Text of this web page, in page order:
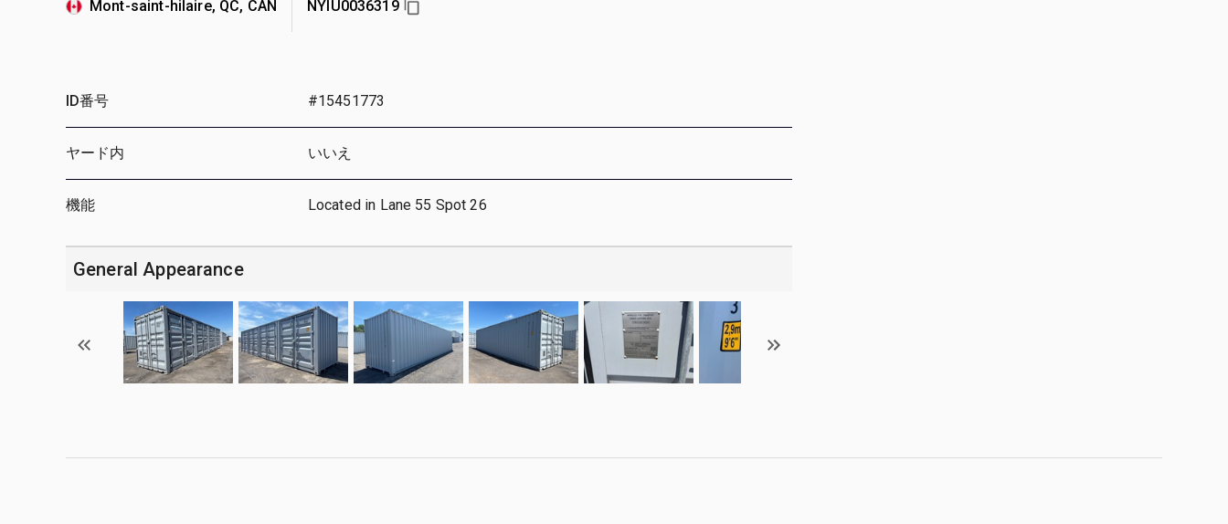
Mont-saint-hilaire, QC, CAN NYIU0036319
ID番号 #15451773
ヤード内 いいえ
機能 Located in Lane 55 Spot 26
General Appearance